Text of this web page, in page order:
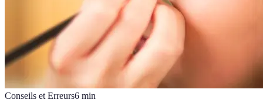
Conseils et Erreurs6 min